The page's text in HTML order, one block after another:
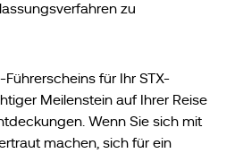
zu
für Ihr STX-
Meilenstein auf Ihrer Reise
Wenn Sie sich mit
machen, sich für ein